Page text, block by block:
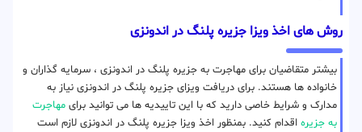
روش های اخذ ویزا جزیره پلنگ در اندونزی
بیشتر متقاضیان برای مهاجرت به جزیره پلنگ در اندونزی ، سرمایه گذاران و
خانواده ها هستند. برای دریافت ویزای جزیره پلنگ در اندونزی نیاز به
مدارک و شرایط خاصی دارید که با این تاییدیه ها می توانید برای مهاجرت
به جزیره اقدام کنید. بمنظور اخذ ویزا جزیره پلنگ در اندونزی لازم است